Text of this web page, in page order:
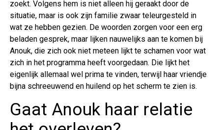
zoekt. Volgens hem is niet alleen hij geraakt door de
situatie, maar is ook zijn familie zwaar teleurgesteld in
wat ze hebben gezien. De woorden zorgen voor een erg
beladen gesprek, maar lijken nauwelijks aan te komen bij
Anouk, die zich ook niet meteen lijkt te schamen voor wat
zich in het programma heeft voorgedaan. Die lijkt het
eigenlijk allemaal wel prima te vinden, terwijl haar vriendje
bijna schreeuwend en huilend op het scherm te zien is.
Gaat Anouk haar relatie